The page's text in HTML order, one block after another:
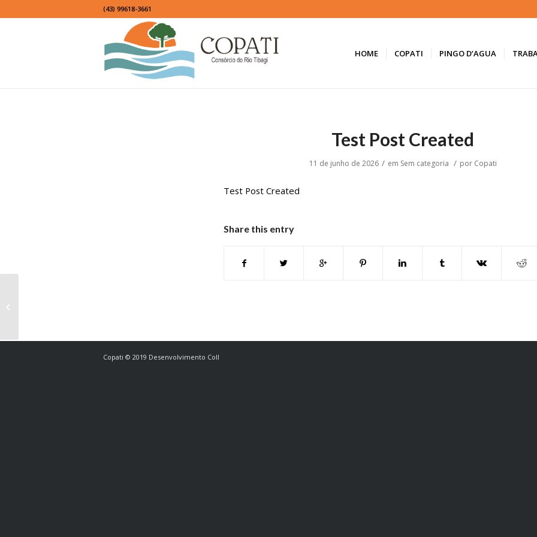
(43) 99618-3661
HOME COPATI PINGO D’AGUA
Test Post Created
11 de junho de 2026 / em Sem categoria / por Copati
Test Post Created
Share this entry
Copati © 2019 Desenvolvimento Coll